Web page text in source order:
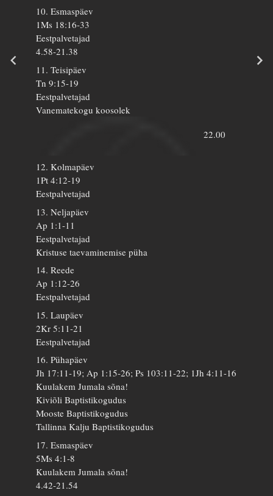
10. Esmaspäev
1Ms 18:16-33
Eestpalvetajad
4.58-21.38
11. Teisipäev
Tn 9:15-19
Eestpalvetajad
Vanematekogu koosolek
22.00
12. Kolmapäev
1Pt 4:12-19
Eestpalvetajad
13. Neljapäev
Ap 1:1-11
Eestpalvetajad
Kristuse taevaminemise püha
14. Reede
Ap 1:12-26
Eestpalvetajad
15. Laupäev
2Kr 5:11-21
Eestpalvetajad
16. Pühapäev
Jh 17:11-19; Ap 1:15-26; Ps 103:11-22; 1Jh 4:11-16
Kuulakem Jumala sõna!
Kiviõli Baptistikogudus
Mooste Baptistikogudus
Tallinna Kalju Baptistikogudus
17. Esmaspäev
5Ms 4:1-8
Kuulakem Jumala sõna!
4.42-21.54